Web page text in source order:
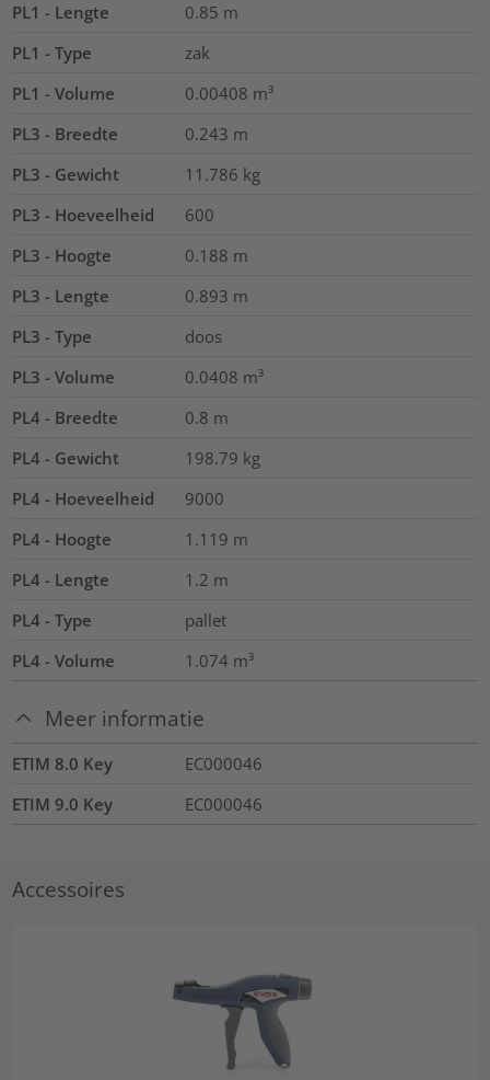
PL1 - Lengte
0.85 m
PL1 - Type
zak
PL1 - Volume
0.00408 m³
PL3 - Breedte
0.243 m
PL3 - Gewicht
11.786 kg
PL3 - Hoeveelheid
600
PL3 - Hoogte
0.188 m
PL3 - Lengte
0.893 m
PL3 - Type
doos
PL3 - Volume
0.0408 m³
PL4 - Breedte
0.8 m
PL4 - Gewicht
198.79 kg
PL4 - Hoeveelheid
9000
PL4 - Hoogte
1.119 m
PL4 - Lengte
1.2 m
PL4 - Type
pallet
PL4 - Volume
1.074 m³
Meer informatie
ETIM 8.0 Key
EC000046
ETIM 9.0 Key
EC000046
Accessoires